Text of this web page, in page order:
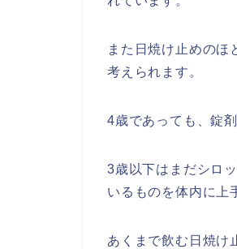
また日焼け止めのほ
考えられます。
4歳であっても、錠
3歳以下はまだシロ
いるものを体内に上
あくまで飲む日焼け